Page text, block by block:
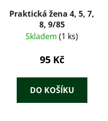
Praktická žena 4, 5, 7,
8, 9/85
Skladem (1 ks)
95 Kč
DO KOŠÍKU